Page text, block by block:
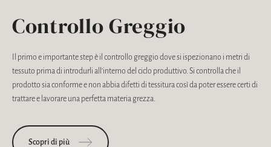
Controllo Greggio
Il primo e importante step è il controllo greggio dove si ispezionano i metri di
tessuto prima di introdurli all’interno del ciclo produttivo. Si controlla che il
prodotto sia conforme e non abbia difetti di tessitura così da poter essere certi di
trattare e lavorare una perfetta materia grezza.
Scopri di più